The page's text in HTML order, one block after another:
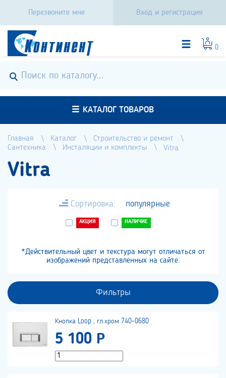
Перезвоните мне Вход и регистрация
0
КАТАЛОГ ТОВАРОВ
Главная Каталог
Строительство и ремонт
Сантехника
Инсталяции и комплекты Vitra
Vitra
Сортировка: популярные
АКЦИЯ НАЛИЧИЕ
*Действительный цвет и текстура могут отличаться от
изображений представленных на сайте.
Фильтры
Кнопка Loop , гл.хром 740-0680
5 100 Р